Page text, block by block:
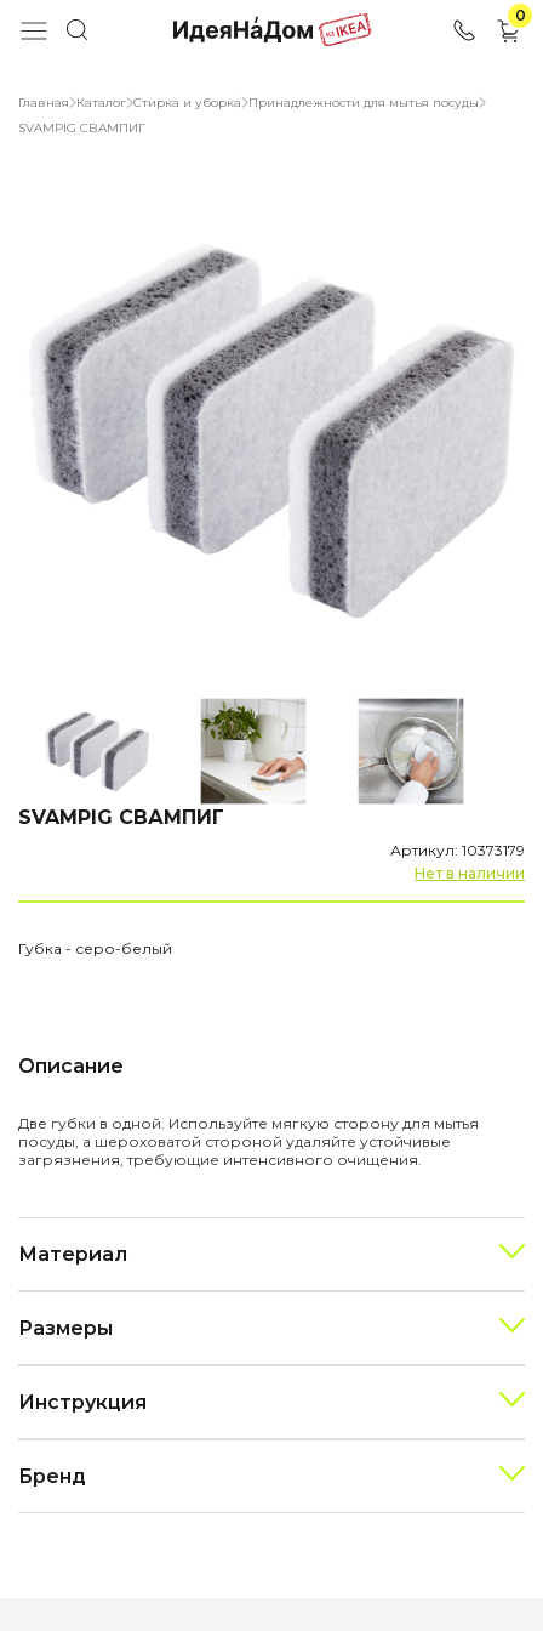
0
Главная Каталог Стирка и уборка
Принадлежности для мытья посуды
SVAMPIG СВАМПИГ
SVAMPIG СВАМПИГ
Артикул: 10373179
Нет в наличии
Губка - серо-белый
Описание
Две губки в одной. Используйте мягкую сторону для мытья
посуды, а шероховатой стороной удаляйте устойчивые
загрязнения, требующие интенсивного очищения.
Материал
Размеры
Инструкция
Бренд